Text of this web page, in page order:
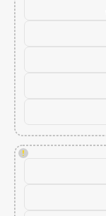
!